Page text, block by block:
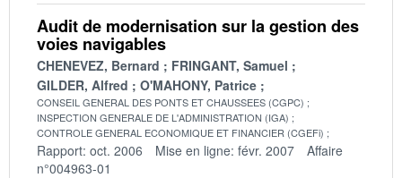
Audit de modernisation sur la gestion des
voies navigables
CHENEVEZ, Bernard
FRINGANT, Samuel
GILDER, Alfred
O'MAHONY, Patrice
CONSEIL GENERAL DES PONTS ET CHAUSSEES (CGPC)
INSPECTION GENERALE DE L'ADMINISTRATION (IGA)
CONTROLE GENERAL ECONOMIQUE ET FINANCIER (CGEFi)
Rapport: oct. 2006 Mise en ligne: févr. 2007
Affaire
n°004963-01